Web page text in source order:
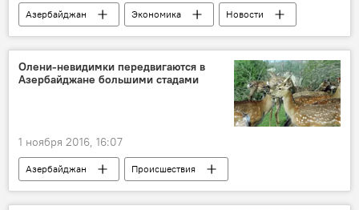
Азербайджан Экономика
Новости
Культура
ЖИЗНЬ
Таможенные пошлины
Каникулы
Олени-невидимки передвигаются в
Азербайджане большими стадами
1 ноября 2016, 16:07
Азербайджан
Происшествия
Экономика
Новости
ЖИЗНЬ